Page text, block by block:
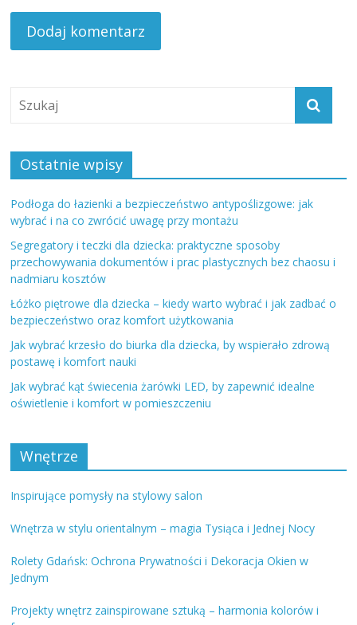
Ostatnie wpisy
Podłoga do łazienki a bezpieczeństwo antypoślizgowe: jak
wybrać i na co zwrócić uwagę przy montażu
Segregatory i teczki dla dziecka: praktyczne sposoby
przechowywania dokumentów i prac plastycznych bez chaosu i
nadmiaru kosztów
Łóżko piętrowe dla dziecka – kiedy warto wybrać i jak zadbać o
bezpieczeństwo oraz komfort użytkowania
Jak wybrać krzesło do biurka dla dziecka, by wspierało zdrową
postawę i komfort nauki
Jak wybrać kąt świecenia żarówki LED, by zapewnić idealne
oświetlenie i komfort w pomieszczeniu
Wnętrze
Inspirujące pomysły na stylowy salon
Wnętrza w stylu orientalnym – magia Tysiąca i Jednej Nocy
Rolety Gdańsk: Ochrona Prywatności i Dekoracja Okien w
Jednym
Projekty wnętrz zainspirowane sztuką – harmonia kolorów i